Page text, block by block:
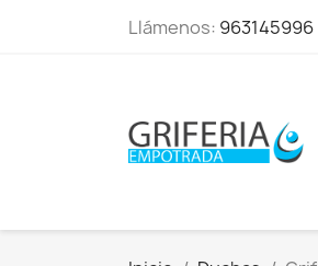
Llámenos: 963145996